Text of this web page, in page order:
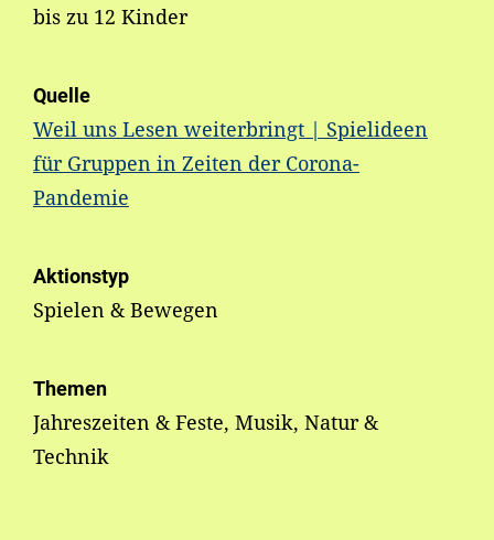
bis zu 12 Kinder
Quelle
Weil uns Lesen weiterbringt | Spielideen
für Gruppen in Zeiten der Corona-
Pandemie
Aktionstyp
Spielen & Bewegen
Themen
Jahreszeiten & Feste, Musik, Natur &
Technik